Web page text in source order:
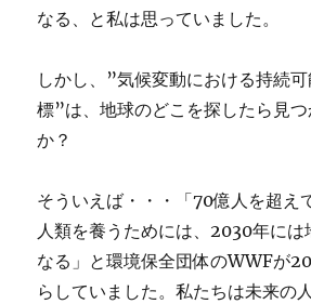
なる、と私は思っていました。
しかし、”気候変動における持続
標”は、地球のどこを探したら見つ
か？
そういえば・・・「70億人を超え
人類を養うためには、2030年には
なる」と環境保全団体のWWFが
らしていました。私たちは未来の